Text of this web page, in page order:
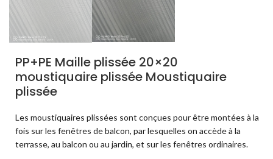
PP+PE Maille plissée 20×20
moustiquaire plissée Moustiquaire
plissée
Les moustiquaires plissées sont conçues pour être montées à la
fois sur les fenêtres de balcon, par lesquelles on accède à la
terrasse, au balcon ou au jardin, et sur les fenêtres ordinaires.